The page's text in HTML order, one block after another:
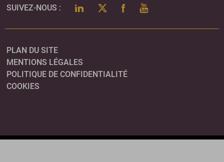
SUIVEZ-NOUS : LINKEDINTWITTERFACEBOOK
YOUTUBE
PLAN DU SITE
MENTIONS LÉGALES
POLITIQUE DE CONFIDENTIALITÉ
COOKIES